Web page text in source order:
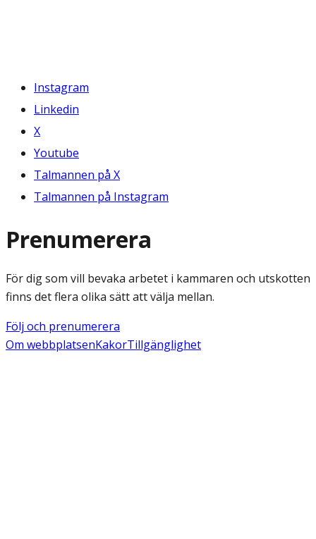
Instagram
Linkedin
X
Youtube
Talmannen på X
Talmannen på Instagram
Prenumerera
För dig som vill bevaka arbetet i kammaren och utskotten
finns det flera olika sätt att välja mellan.
Följ och prenumerera
Om webbplatsenKakorTillgänglighet